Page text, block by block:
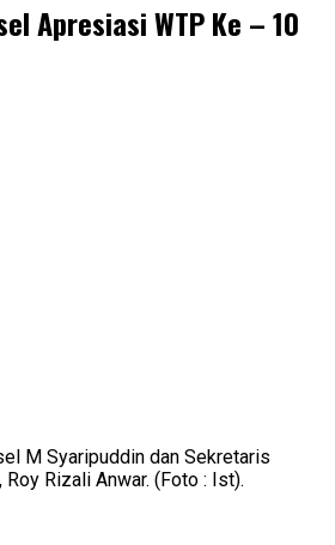
Apresiasi WTP Ke – 10
M Syaripuddin dan Sekretaris
Rizali Anwar. (Foto : Ist).